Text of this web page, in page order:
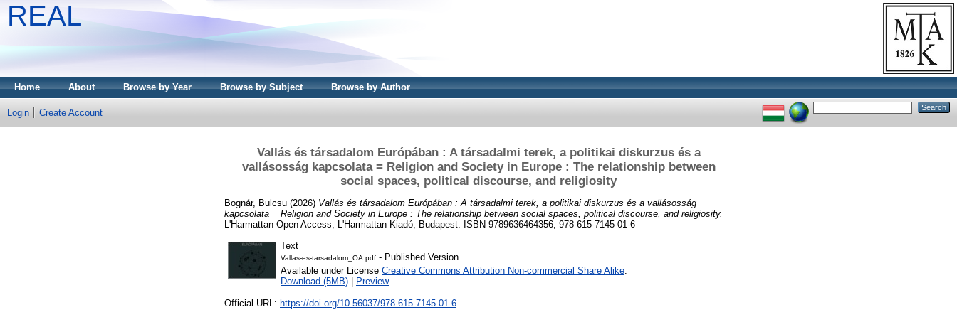
REAL
Home About Browse by Year Browse by Subject Browse by Author
Login Create Account
Vallás és társadalom Európában : A társadalmi terek, a politikai diskurzus és a
vallásosság kapcsolata = Religion and Society in Europe : The relationship between
social spaces, political discourse, and religiosity
Bognár, Bulcsu (2026) Vallás és társadalom Európában : A társadalmi terek, a politikai diskurzus és a vallásosság
kapcsolata = Religion and Society in Europe : The relationship between social spaces, political discourse, and religiosity.
L'Harmattan Open Access; L'Harmattan Kiadó, Budapest. ISBN 9789636464356; 978-615-7145-01-6
Text
Vallas-es-tarsadalom_OA.pdf - Published Version
Available under License Creative Commons Attribution Non-commercial Share Alike.
Download (5MB)
Preview
Official URL: https://doi.org/10.56037/978-615-7145-01-6